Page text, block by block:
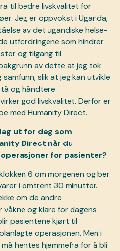
til bedre livskvalitet for
Jeg er oppvokst i Uganda,
av det ugandiske helse-
utfordringene som hindrer
og tilgang til
av dette at jeg tok
slik at jeg kan utvikle
og håndtere
god livskvalitet. Derfor er
med Humanity Direct.
ut for deg som
Direct når du
for pasienter?
6 om morgenen og ber
i omtrent 30 minutter.
om de andre
våkne og klare for dagens
pasientene kjørt til
operasjonen. Men i
hentes hjemmefra for å bli